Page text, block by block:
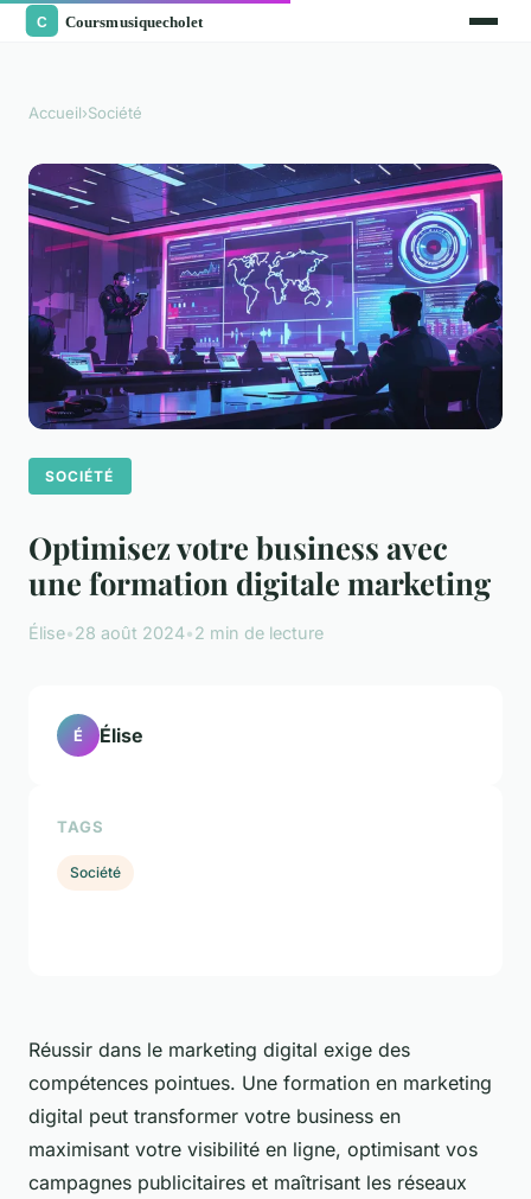
Accueil›Société
SOCIÉTÉ
Optimisez votre business avec
une formation digitale marketing
Élise•28 août 2024•2 min de lecture
Réussir dans le marketing digital exige des
compétences pointues. Une formation en marketing
digital peut transformer votre business en
maximisant votre visibilité en ligne, optimisant vos
campagnes publicitaires et maîtrisant les réseaux
É Élise
TAGS
Société